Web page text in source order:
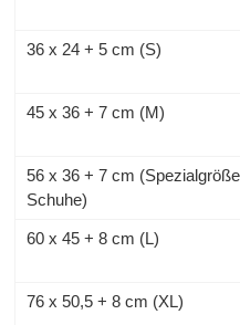
36 x 24 + 5 cm (S)
45 x 36 + 7 cm (M)
56 x 36 + 7 cm
Schuhe)
60 x 45 + 8 cm (L)
76 x 50,5 + 8 cm (XL)